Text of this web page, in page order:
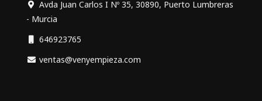
Avda Juan Carlos I Nº 35, 30890, Puerto Lumbreras
- Murcia
646923765
ventas@venyempieza.com